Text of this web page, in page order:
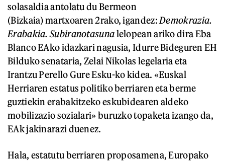
solasaldia antolatu du Bermeon
(Bizkaia) martxoaren 2rako, igandez: Demokrazia.
Erabakia. Subiranotasunalelopean ariko dira Eba
Blanco EAko idazkari nagusia, Idurre Bideguren EH
Bilduko senataria, Zelai Nikolas legelaria eta
Irantzu Perello Gure Esku-ko kidea. «Euskal
Herriaren estatus politiko berriaren eta berme
guztiekin erabakitzeko eskubidearen aldeko
mobilizazio sozialari» buruzko topaketa izango da,
EAk jakinarazi duenez.
Hala, estatutu berriaren proposamena, Europako